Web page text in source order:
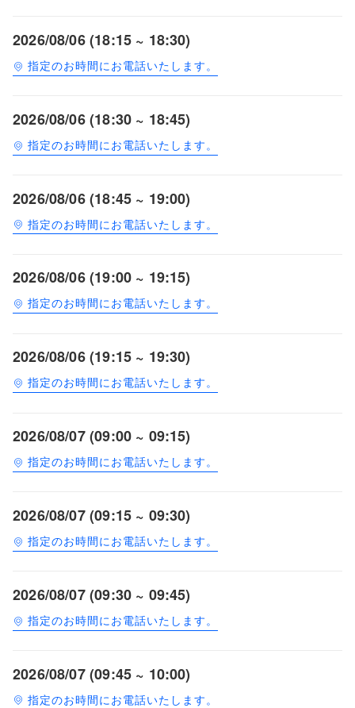
2026/08/06 (18:15 ~ 18:30)
指定のお時間にお電話いたします。
2026/08/06 (18:30 ~ 18:45)
指定のお時間にお電話いたします。
2026/08/06 (18:45 ~ 19:00)
指定のお時間にお電話いたします。
2026/08/06 (19:00 ~ 19:15)
指定のお時間にお電話いたします。
2026/08/06 (19:15 ~ 19:30)
指定のお時間にお電話いたします。
2026/08/07 (09:00 ~ 09:15)
指定のお時間にお電話いたします。
2026/08/07 (09:15 ~ 09:30)
指定のお時間にお電話いたします。
2026/08/07 (09:30 ~ 09:45)
指定のお時間にお電話いたします。
2026/08/07 (09:45 ~ 10:00)
指定のお時間にお電話いたします。